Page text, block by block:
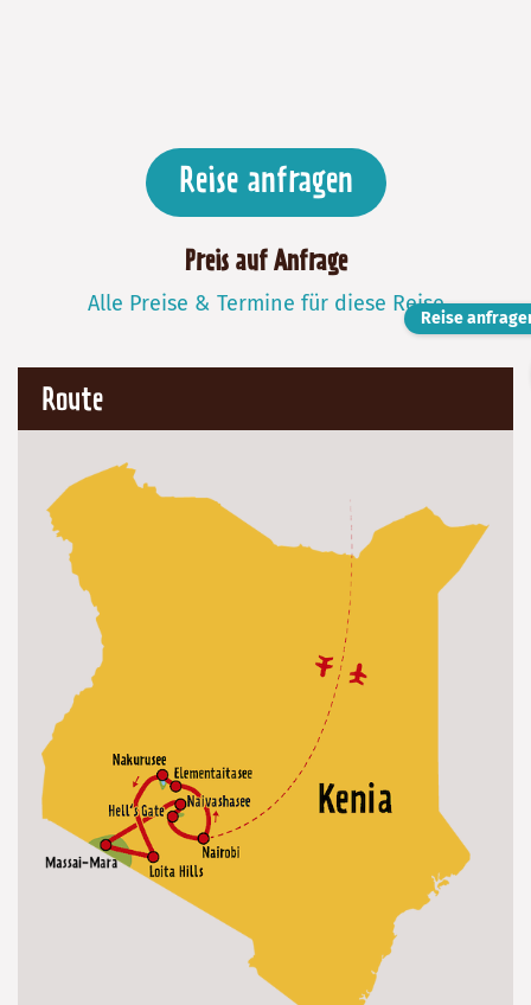
Reise anfragen
Preis auf Anfrage
Alle Preise & Termine für diese Reise
Route
Reise